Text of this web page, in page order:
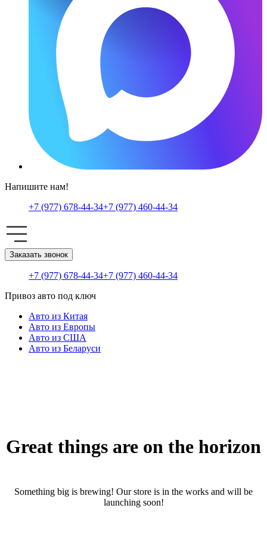
Напишите нам!
+7 (977) 678-44-34+7 (977) 460-44-34
Заказать звонок
+7 (977) 678-44-34+7 (977) 460-44-34
Привоз авто под ключ
Авто из Китая
Авто из Европы
Авто из США
Авто из Беларуси
Great things are on the horizon
Something big is brewing! Our store is in the works and will be
launching soon!